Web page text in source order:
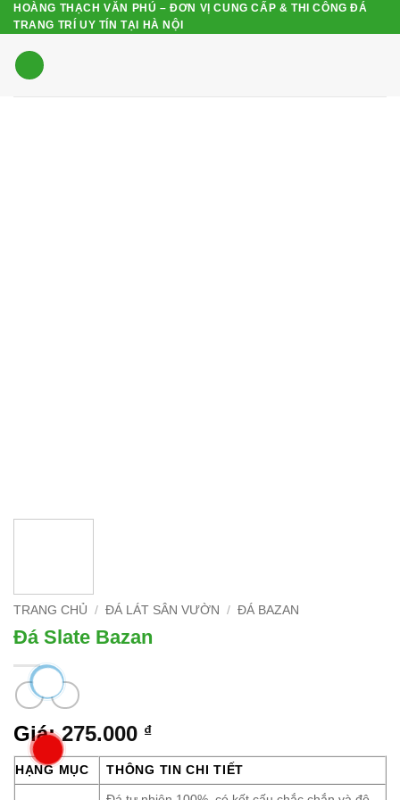
Bỏ
qua
nội
dung
HOÀNG THẠCH VĂN PHÚ – ĐƠN VỊ CUNG CẤP & THI CÔNG ĐÁ
TRANG TRÍ UY TÍN TẠI HÀ NỘI
TRANG CHỦ / ĐÁ LÁT SÂN VƯỜN / ĐÁ BAZAN
Đá Slate Bazan
Giá:275.000 ₫
HẠNG MỤC THÔNG TIN CHI TIẾT